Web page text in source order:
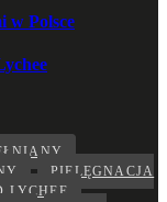
w Polsce
PIELĘGNACJA
LYCHEE